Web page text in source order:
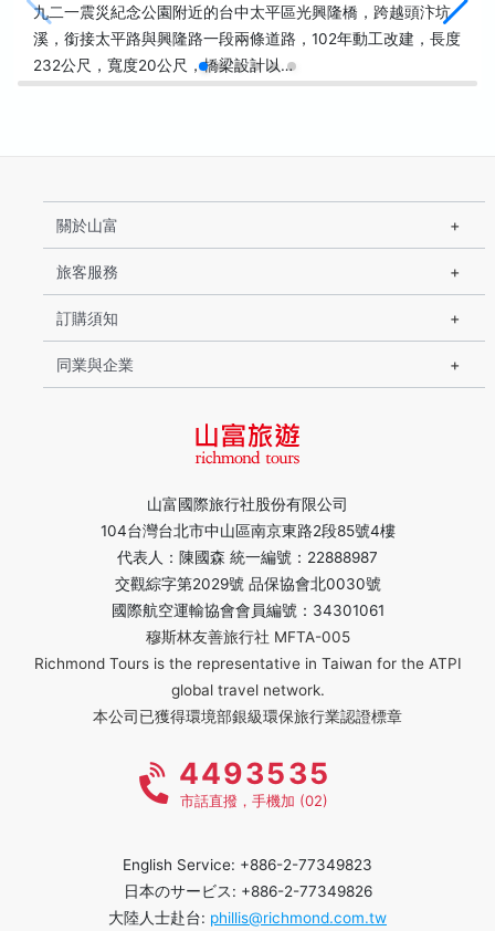
九二一震災紀念公園附近的台中太平區光興隆橋，跨越頭汴坑
溪，銜接太平路與興隆路一段兩條道路，102年動工改建，長度
232公尺，寬度20公尺，橋梁設計以…
山富國際旅行社股份有限公司
104台灣台北市中山區南京東路2段85號4樓
代表人：陳國森 統一編號：22888987
交觀綜字第2029號 品保協會北0030號
國際航空運輸協會會員編號：34301061
穆斯林友善旅行社 MFTA-005
Richmond Tours is the representative in Taiwan for the ATPI
global travel network.
本公司已獲得環境部銀級環保旅行業認證標章
關於山富
旅客服務
訂購須知
同業與企業
4493535
市話直撥，手機加 (02)
English Service: +886-2-77349823
日本のサービス: +886-2-77349826
大陸人士赴台: phillis@richmond.com.tw